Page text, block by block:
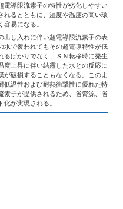
電導限流素子の特性が劣化しやすい
れるとともに、湿度や温度の高い環
容易になる。
出し入れに伴い超電導限流素子の表
水で覆われてもその超電導特性が低
るばかりでなく、ＳＮ転移時に発生
度上昇に伴い結露した水との反応に
が破損することもなくなる。このよ
低温性および耐熱衝撃性に優れた特
素子が提供されるため、省資源、省
化が実現される。